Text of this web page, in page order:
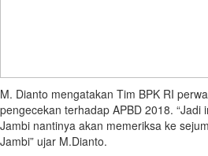
M. Dianto mengatakan Tim BPK RI
pengecekan terhadap APBD 2018. “Jadi
Jambi nantinya akan memeriksa ke
Jambi” ujar M.Dianto.